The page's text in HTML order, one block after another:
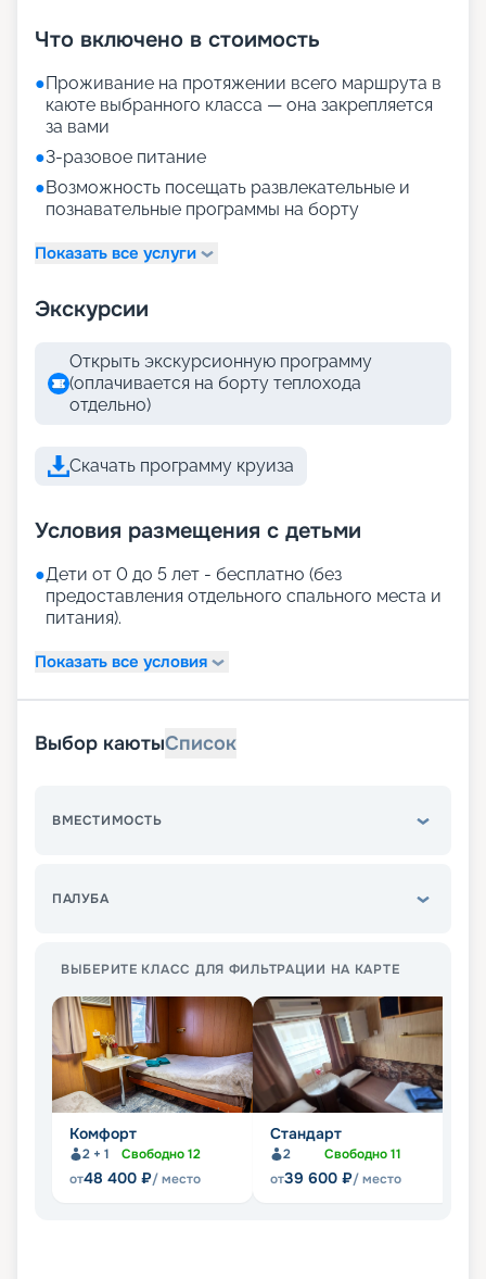
Что включено в стоимость
●Проживание на протяжении всего маршрута в
каюте выбранного класса — она закрепляется
за вами
●3-разовое питание
●Возможность посещать развлекательные и
познавательные программы на борту
Показать все услуги
Экскурсии
Открыть экскурсионную программу
(оплачивается на борту теплохода
отдельно)
Скачать программу круиза
Условия размещения с детьми
●Дети от 0 до 5 лет - бесплатно (без
предоставления отдельного спального места и
питания).
Показать все условия
Выбор каютыСписок
ВМЕСТИМОСТЬ
ПАЛУБА
ВЫБЕРИТЕ КЛАСС ДЛЯ ФИЛЬТРАЦИИ НА КАРТЕ
Комфорт
2 + 1 Свободно12
от48 400 ₽/ место
Стандарт
2 Свободно11
от39 600 ₽/ место